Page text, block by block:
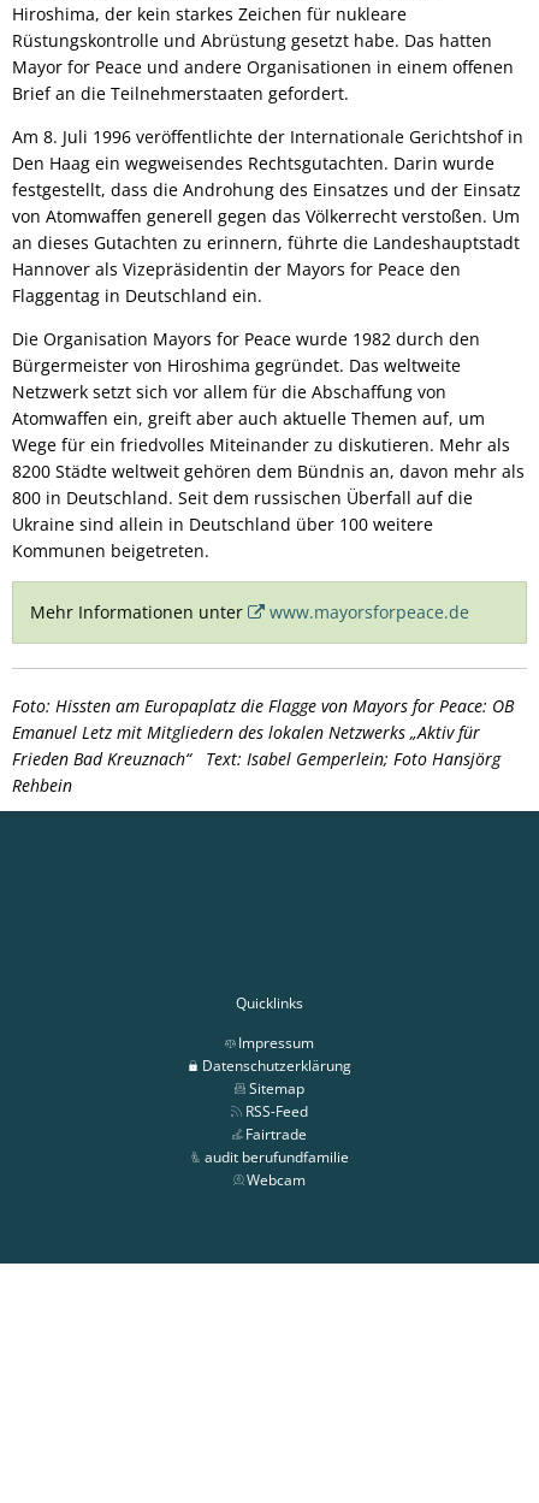
Hiroshima, der kein starkes Zeichen für nukleare
Rüstungskontrolle und Abrüstung gesetzt habe. Das hatten
Mayor for Peace und andere Organisationen in einem offenen
Brief an die Teilnehmerstaaten gefordert.
Am 8. Juli 1996 veröffentlichte der Internationale Gerichtshof in
Den Haag ein wegweisendes Rechtsgutachten. Darin wurde
festgestellt, dass die Androhung des Einsatzes und der Einsatz
von Atomwaffen generell gegen das Völkerrecht verstoßen. Um
an dieses Gutachten zu erinnern, führte die Landeshauptstadt
Hannover als Vizepräsidentin der Mayors for Peace den
Flaggentag in Deutschland ein.
Die Organisation Mayors for Peace wurde 1982 durch den
Bürgermeister von Hiroshima gegründet. Das weltweite
Netzwerk setzt sich vor allem für die Abschaffung von
Atomwaffen ein, greift aber auch aktuelle Themen auf, um
Wege für ein friedvolles Miteinander zu diskutieren. Mehr als
8200 Städte weltweit gehören dem Bündnis an, davon mehr als
800 in Deutschland. Seit dem russischen Überfall auf die
Ukraine sind allein in Deutschland über 100 weitere
Kommunen beigetreten.
Mehr Informationen unter www.mayorsforpeace.de
Foto: Hissten am Europaplatz die Flagge von Mayors for Peace: OB
Emanuel Letz mit Mitgliedern des lokalen Netzwerks „Aktiv für
Frieden Bad Kreuznach“ Text: Isabel Gemperlein; Foto Hansjörg
Rehbein
Quicklinks
Impressum
Datenschutzerklärung
Sitemap
RSS-Feed
Fairtrade
audit berufundfamilie
Webcam